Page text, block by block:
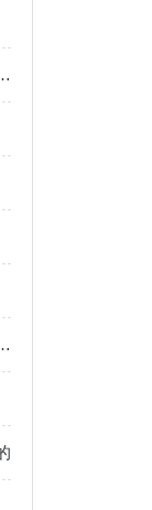
袋除尘器工作原理
箱的使用特点介绍